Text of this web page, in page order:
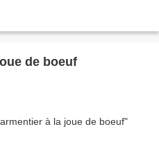
de boeuf